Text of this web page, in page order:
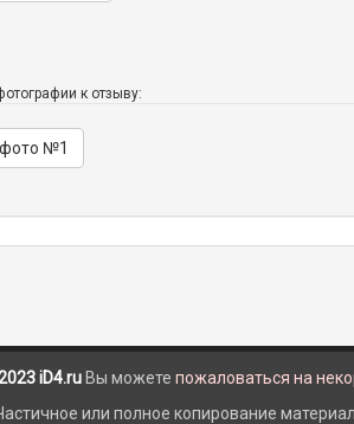
к отзыву:
фото №1
iD4.ruВы можете пожаловаться на
или полное копирование